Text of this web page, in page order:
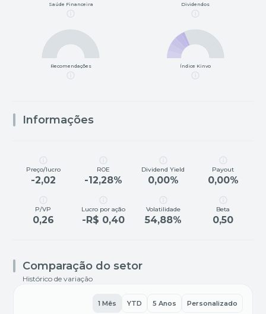
Saúde Financeira Dividendos
Recomendações Índice Kinvo
Informações
Preço/lucro
-2,02
ROE
-12,28%
Dividend Yield
0,00%
Payout
0,00%
P/VP
0,26
Lucro por ação
-R$ 0,40
Volatilidade
54,88%
Beta
0,50
Comparação do setor
Histórico de variação
1 Mês YTD 5 Anos Personalizado